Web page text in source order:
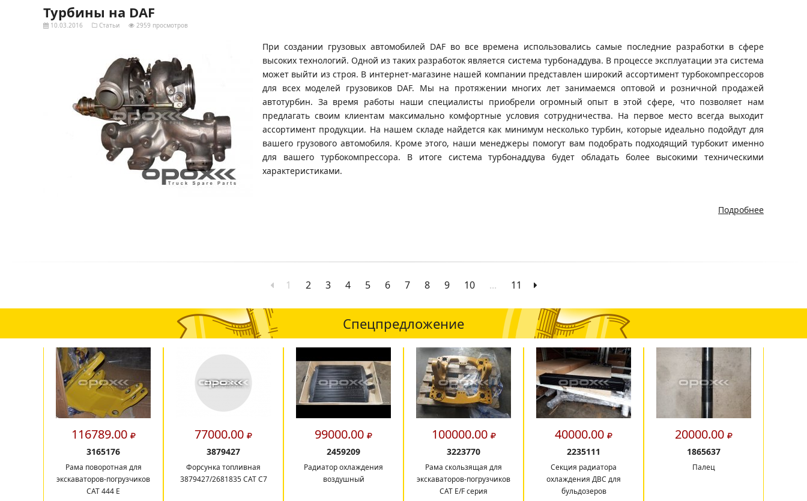
Турбины на DAF
10.03.2016 Статьи 2959 просмотров
При создании грузовых автомобилей DAF во все времена использовались самые последние разработки в сфере
высоких технологий. Одной из таких разработок является система турбонаддува. В процессе эксплуатации эта система
может выйти из строя. В интернет-магазине нашей компании представлен широкий ассортимент турбокомпрессоров
для всех моделей грузовиков DAF. Мы на протяжении многих лет занимаемся оптовой и розничной продажей
автотурбин. За время работы наши специалисты приобрели огромный опыт в этой сфере, что позволяет нам
предлагать своим клиентам максимально комфортные условия сотрудничества. На первое место всегда выходит
ассортимент продукции. На нашем складе найдется как минимум несколько турбин, которые идеально подойдут для
вашего грузового автомобиля. Кроме этого, наши менеджеры помогут вам подобрать подходящий турбокит именно
для вашего турбокомпрессора. В итоге система турбонаддува будет обладать более высокими техническими
характеристиками.
Подробнее
1 2 3 4 5 6 7 8 9 10 ... 11
Спецпредложение
116789.00
3165176
Рама поворотная для
экскаваторов-погрузчиков
САТ 444 E
77000.00
3879427
Форсунка топливная
3879427/2681835 CAT C7
99000.00
2459209
Радиатор охлаждения
воздушный
100000.00
3223770
Рама скользящая для
экскаваторов-погрузчиков
CAT E/F серия
40000.00
2235111
Секция радиатора
охлаждения ДВС для
бульдозеров
20000.00
1865637
Палец